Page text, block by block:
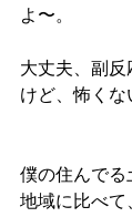
よ〜。
大丈夫、副反
けど、怖くな
僕の住んでる
地域に比べて